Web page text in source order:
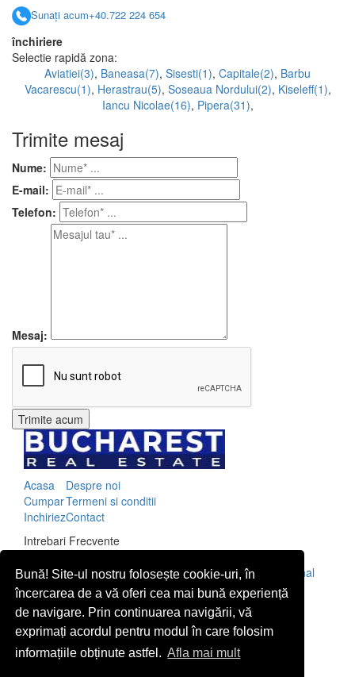
Bună! Site-ul nostru folosește cookie-uri, în
încercarea de a vă oferi cea mai bună experiență
de navigare. Prin continuarea navigării, vă
exprimați acordul pentru modul în care folosim
informațiile obținute astfel. Afla mai mult
Sunați acum+40.722 224 654
închiriere
Selectie rapidă zona:
Aviatiei(3), Baneasa(7), Sisesti(1), Capitale(2), Barbu
Vacarescu(1), Herastrau(5), Soseaua Nordului(2), Kiseleff(1),
Iancu Nicolae(16), Pipera(31),
Trimite mesaj
Nume:
E-mail:
Telefon:
Mesaj:
Acasa
Cumpar
Inchiriez
Despre noi
Termeni si conditii
Contact
Intrebari Frecvente
Informare privind prelucrarea datelor cu caracter personal
Contact
Str. Mircea Eliade 16, Voluntari077190
Giuseppe Garibaldi nr.1, parter, Bucuresti
+40.722 224 654